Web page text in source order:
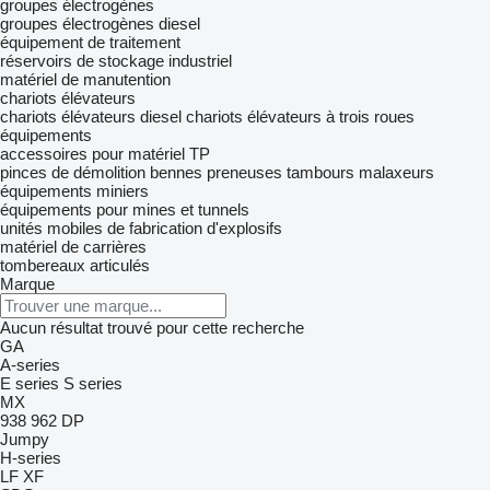
groupes électrogènes
groupes électrogènes diesel
équipement de traitement
réservoirs de stockage industriel
matériel de manutention
chariots élévateurs
chariots élévateurs diesel chariots élévateurs à trois roues
équipements
accessoires pour matériel TP
pinces de démolition bennes preneuses tambours malaxeurs
équipements miniers
équipements pour mines et tunnels
unités mobiles de fabrication d'explosifs
matériel de carrières
tombereaux articulés
Marque
Aucun résultat trouvé pour cette recherche
GA
A-series
E series S series
MX
938 962 DP
Jumpy
H-series
LF XF